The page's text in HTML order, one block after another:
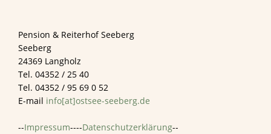
Pension & Reiterhof Seeberg
Seeberg
24369 Langholz
Tel. 04352 / 25 40
Tel. 04352 / 95 69 0 52
E-mail info[at]ostsee-seeberg.de
--Impressum----Datenschutzerklärung--